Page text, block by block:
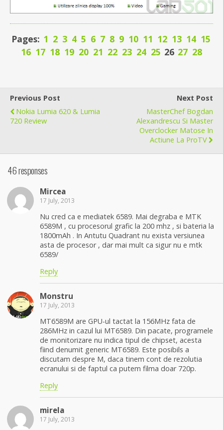
Pages: 1 2 3 4 5 6 7 8 9 10 11 12 13 14 15
16 17 18 19 20 21 22 23 24 25 26 27 28
Previous Post
Nokia Lumia 620 & Lumia
720 Review
Next Post
MasterChef Bogdan
Alexandrescu Si Master
Overclocker Matose In
Actiune La ProTV
46 responses
Mircea
17 July, 2013
Nu cred ca e mediatek 6589. Mai degraba e MTK
6589M , cu procesorul grafic la 200 mhz , si bateria la
1800mAh . In Antutu Quadrant nu exista versiunea
asta de procesor , dar mai mult ca sigur nu e mtk
6589/
Reply
Monstru
17 July, 2013
MT6589M are GPU-ul tactat la 156MHz fata de
286MHz in cazul lui MT6589. Din pacate, programele
de monitorizare nu indica tipul de chipset, acesta
fiind denumit generic MT6589. Este posibils a
discutam despre M, daca tinem cont de rezolutia
ecranului si de faptul ca putem filma doar 720p.
Reply
mirela
17 July, 2013